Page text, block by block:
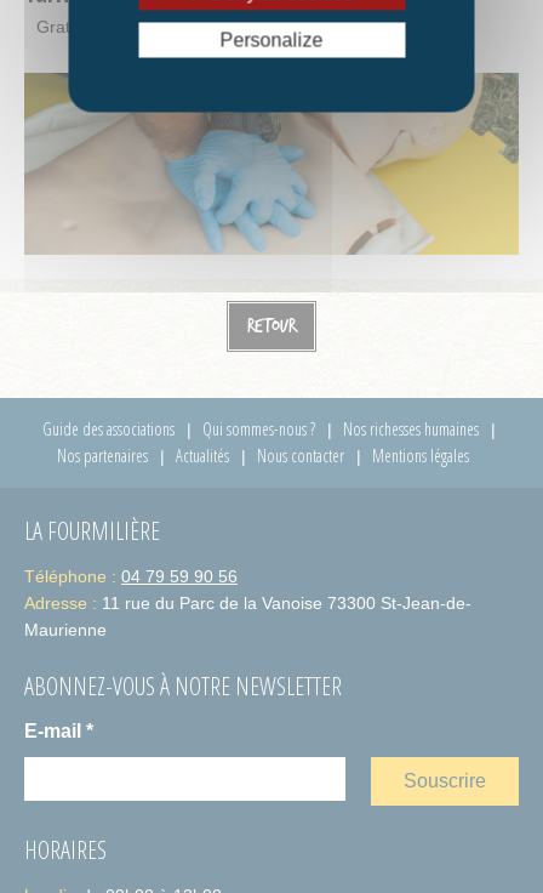
Gratuit - Avec adhésion.
Retour
Guide des associations Qui sommes-nous ?
Nos richesses humaines
Nos partenaires
Actualités Nous contacter Mentions légales
LA FOURMILIÈRE
Téléphone : 04 79 59 90 56
Adresse : 11 rue du Parc de la Vanoise 73300 St-Jean-de-
Maurienne
ABONNEZ-VOUS À NOTRE NEWSLETTER
E-mail *
HORAIRES
Personalize